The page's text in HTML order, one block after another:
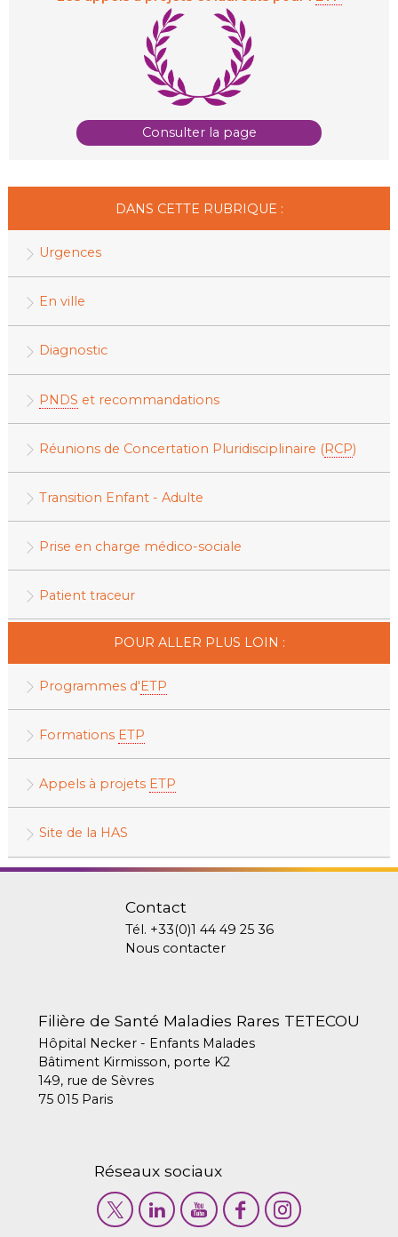
Consulter la page
DANS CETTE RUBRIQUE :
Urgences
En ville
Diagnostic
PNDS et recommandations
Réunions de Concertation Pluridisciplinaire (RCP)
Transition Enfant - Adulte
Prise en charge médico-sociale
Patient traceur
POUR ALLER PLUS LOIN :
Programmes d'ETP
Formations ETP
Appels à projets ETP
Site de la HAS
Contact
Tél. +33(0)1 44 49 25 36
Nous contacter
Filière de Santé Maladies Rares TETECOU
Hôpital Necker - Enfants Malades
Bâtiment Kirmisson, porte K2
149, rue de Sèvres
75 015 Paris
Réseaux sociaux